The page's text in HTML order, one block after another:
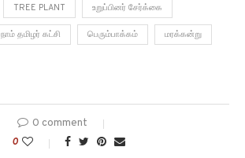
TREE PLANT உறுப்பினர் சேர்க்கை
நாம் தமிழர் கட்சி பெரும்பாக்கம் மரக்கன்று
0 comment
0